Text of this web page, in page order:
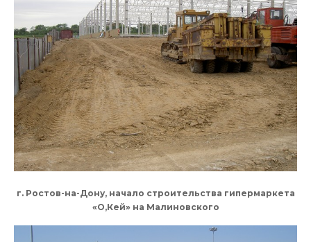
г. Ростов-на-Дону, начало строительства гипермаркета
«О,Кей» на Малиновского